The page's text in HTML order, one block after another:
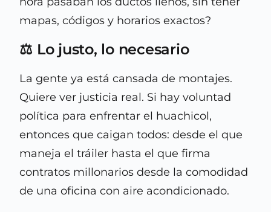
mapas, códigos y horarios exactos?
⚖️ Lo justo, lo necesario
La gente ya está cansada de montajes.
Quiere ver justicia real. Si hay voluntad
política para enfrentar el huachicol,
entonces que caigan todos: desde el que
maneja el tráiler hasta el que firma
contratos millonarios desde la comodidad
de una oficina con aire acondicionado.